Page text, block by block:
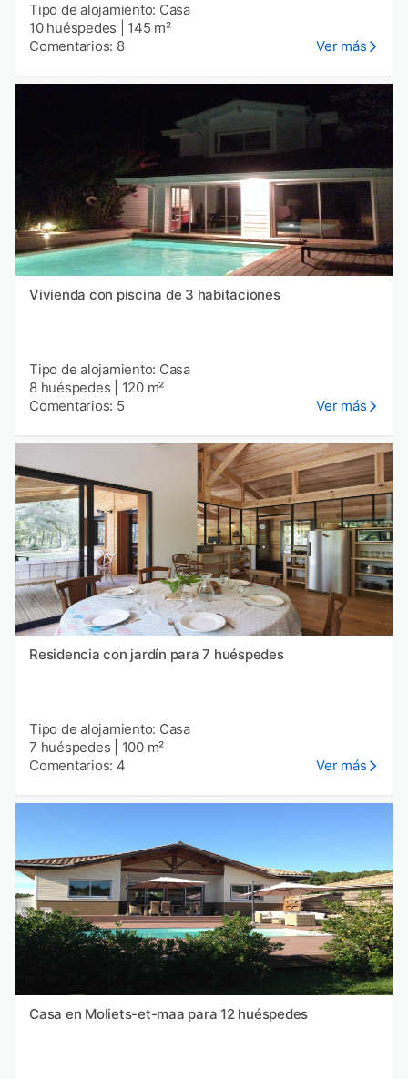
Tipo de alojamiento: Casa
10 huéspedes
145 m²
Comentarios: 8
Ver más
Vivienda con piscina de 3 habitaciones
Tipo de alojamiento: Casa
8 huéspedes
120 m²
Comentarios: 5
Ver más
Residencia con jardín para 7 huéspedes
Tipo de alojamiento: Casa
7 huéspedes
100 m²
Comentarios: 4
Ver más
Casa en Moliets-et-maa para 12 huéspedes